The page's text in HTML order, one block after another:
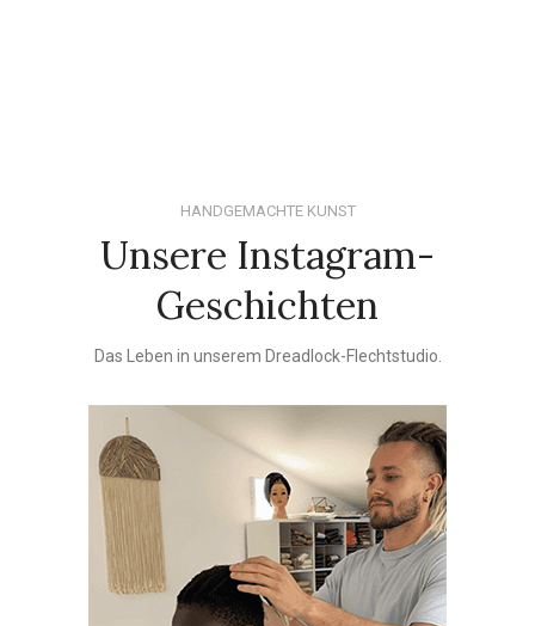
HANDGEMACHTE KUNST
Unsere Instagram-
Geschichten
Das Leben in unserem Dreadlock-Flechtstudio.